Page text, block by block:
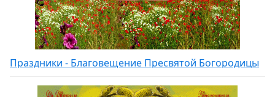
Праздники - Благовещение Пресвятой Богородицы